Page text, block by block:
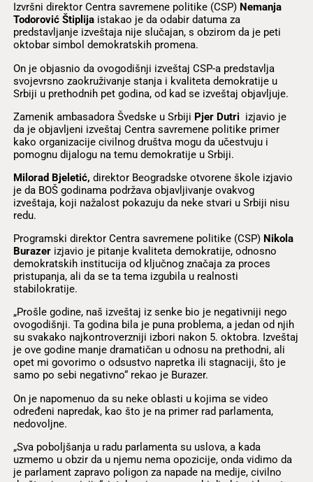
Izvršni direktor Centra savremene politike (CSP) Nemanja
Todorović Štiplija istakao je da odabir datuma za
predstavljanje izveštaja nije slučajan, s obzirom da je peti
oktobar simbol demokratskih promena.
On je objasnio da ovogodišnji izveštaj CSP-a predstavlja
svojevrsno zaokruživanje stanja i kvaliteta demokratije u
Srbiji u prethodnih pet godina, od kad se izveštaj objavljuje.
Zamenik ambasadora Švedske u Srbiji Pjer Dutri izjavio je
da je objavljeni izveštaj Centra savremene politike primer
kako organizacije civilnog društva mogu da učestvuju i
pomognu dijalogu na temu demokratije u Srbiji.
Milorad Bjeletić, direktor Beogradske otvorene škole izjavio
je da BOŠ godinama podržava objavljivanje ovakvog
izveštaja, koji nažalost pokazuju da neke stvari u Srbiji nisu
redu.
Programski direktor Centra savremene politike (CSP) Nikola
Burazer izjavio je pitanje kvaliteta demokratije, odnosno
demokratskih institucija od ključnog značaja za proces
pristupanja, ali da se ta tema izgubila u realnosti
stabilokratije.
„Prošle godine, naš izveštaj iz senke bio je negativniji nego
ovogodišnji. Ta godina bila je puna problema, a jedan od njih
su svakako najkontroverzniji izbori nakon 5. oktobra. Izveštaj
je ove godine manje dramatičan u odnosu na prethodni, ali
opet mi govorimo o odsustvo napretka ili stagnaciji, što je
samo po sebi negativno“ rekao je Burazer.
On je napomenuo da su neke oblasti u kojima se video
određeni napredak, kao što je na primer rad parlamenta,
nedovoljne.
„Sva poboljšanja u radu parlamenta su uslova, a kada
uzmemo u obzir da u njemu nema opozicije, onda vidimo da
je parlament zapravo poligon za napade na medije, civilno